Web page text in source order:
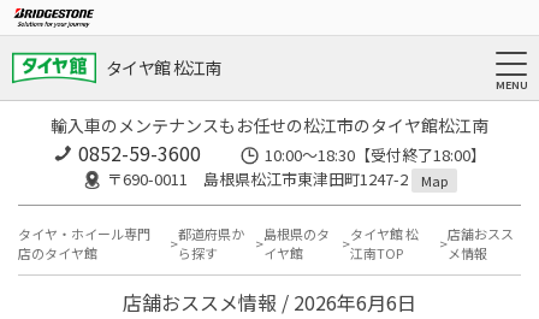
タイヤ館 松江南
輸入車のメンテナンスもお任せの松江市のタイヤ館松江南
0852-59-3600
10:00～18:30【受付終了18:00】
〒690-0011 島根県松江市東津田町1247-2
Map
タイヤ・ホイール専門
店のタイヤ館
都道府県か
ら探す
島根県のタ
イヤ館
タイヤ館 松
江南TOP
店舗おスス
メ情報
店舗おススメ情報 / 2026年6月6日